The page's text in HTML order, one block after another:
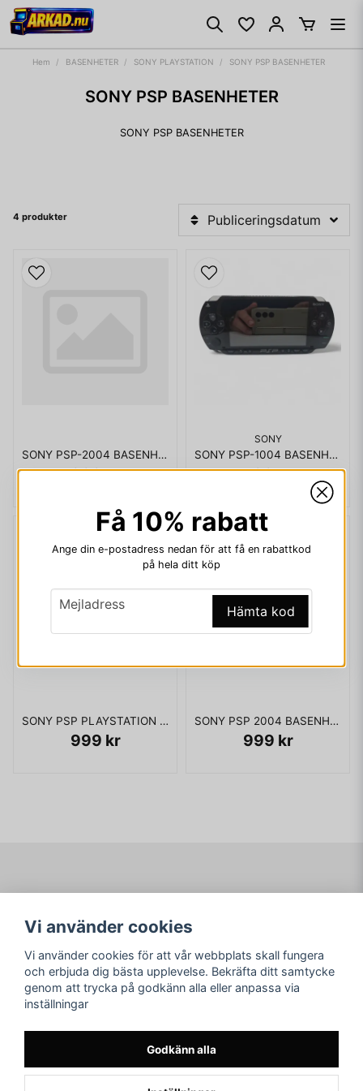
Hem BASENHETER SONY PLAYSTATION SONY PSP BASENHETER
SONY PSP BASENHETER
SONY PSP BASENHETER
4 produkter Publiceringsdatum
SONY PSP-2004 BASENHET MED LADDARE OCH 1GB MEMORYSTICK
899 kr
SONY
SONY PSP-1004 BASENHET
799 kr
SONY PSP PLAYSTATION PORTABLE VALUE PACK
999 kr
SONY PSP 2004 BASENHET SILVER
999 kr
Få 10% rabatt
Ange din e-postadress nedan för att få en rabattkod
på hela ditt köp
email
Mejladress Hämta kod
Köpvillkor
Logga in
Glömt lösenord?
Sociala medier arkad.nu
Vi använder cookies
Vi använder cookies för att vår webbplats skall fungera
och erbjuda dig bästa upplevelse. Bekräfta ditt samtycke
genom att trycka på godkänn alla eller anpassa via
inställningar
Godkänn alla